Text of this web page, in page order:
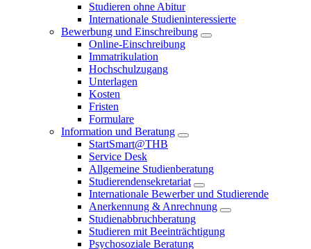
Studieren ohne Abitur
Internationale Studieninteressierte
Bewerbung und Einschreibung
Online-Einschreibung
Immatrikulation
Hochschulzugang
Unterlagen
Kosten
Fristen
Formulare
Information und Beratung
StartSmart@THB
Service Desk
Allgemeine Studienberatung
Studierendensekretariat
Internationale Bewerber und Studierende
Anerkennung & Anrechnung
Studienabbruchberatung
Studieren mit Beeinträchtigung
Psychosoziale Beratung